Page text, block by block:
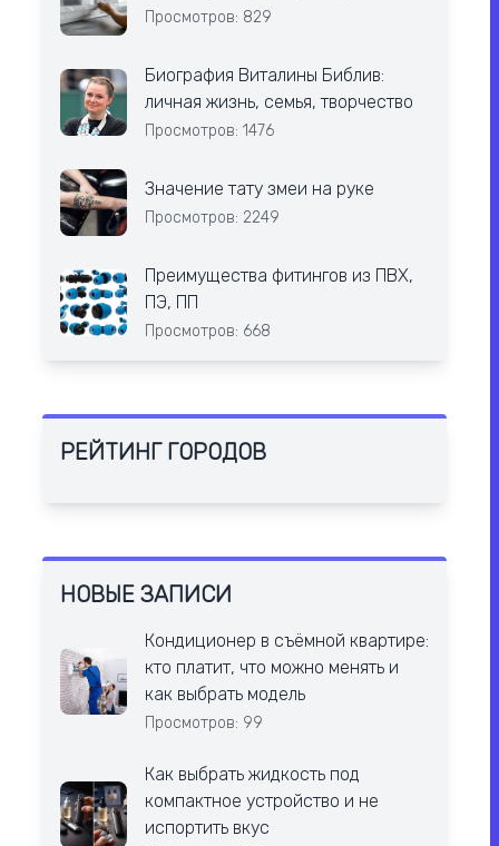
Просмотров: 829
Биография Виталины Библив:
личная жизнь, семья, творчество
Просмотров: 1476
Значение тату змеи на руке
Просмотров: 2249
Преимущества фитингов из ПВХ,
ПЭ, ПП
Просмотров: 668
РЕЙТИНГ ГОРОДОВ
НОВЫЕ ЗАПИСИ
Кондиционер в съёмной квартире:
кто платит, что можно менять и
как выбрать модель
Просмотров: 99
Как выбрать жидкость под
компактное устройство и не
испортить вкус